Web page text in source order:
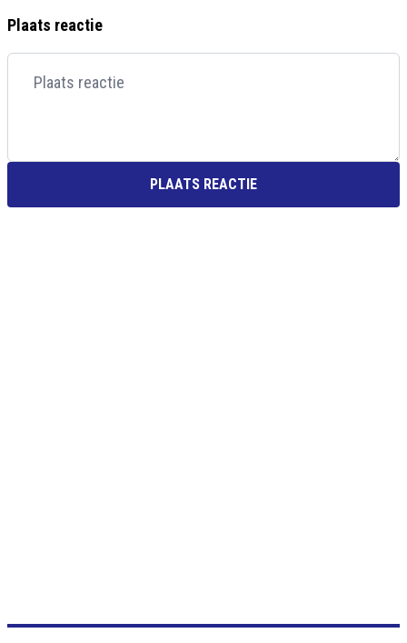
Plaats reactie
PLAATS REACTIE